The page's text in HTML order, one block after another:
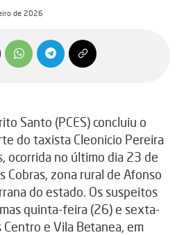
de 2026
Santo (PCES) concluiu o
do taxista Cleonicio Pereira
ocorrida no último dia 23 de
Cobras, zona rural de Afonso
do estado. Os suspeitos
quinta-feira (26) e sexta-
e Vila Betanea, em